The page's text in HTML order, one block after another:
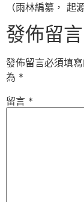
（雨林編纂， 起
發佈留言
發佈留言必須填
為 *
留言 *